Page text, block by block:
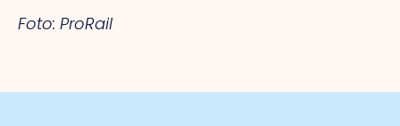
Foto: ProRail